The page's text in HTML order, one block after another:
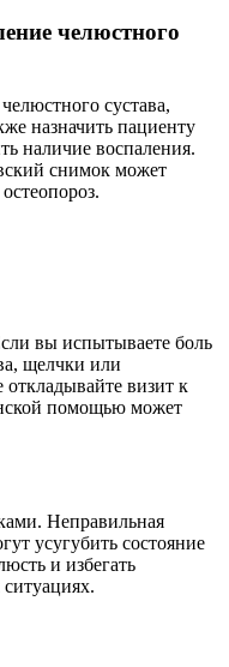
челюстного
сустава,
назначить пациенту
наличие воспаления.
снимок может
вы испытываете боль
щелчки или
визит к
помощью может
Неправильная
усугубить состояние
и избегать